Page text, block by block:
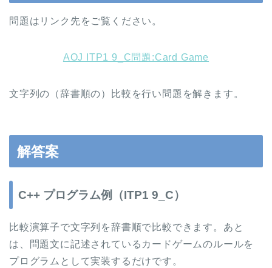
問題はリンク先をご覧ください。
AOJ ITP1 9_C問題:Card Game
文字列の（辞書順の）比較を行い問題を解きます。
解答案
C++ プログラム例（ITP1 9_C）
比較演算子で文字列を辞書順で比較できます。あと
は、問題文に記述されているカードゲームのルールを
プログラムとして実装するだけです。